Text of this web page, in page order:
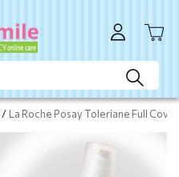
/ La Roche Posay Toleriane Full
ΑΓΟΡΑ